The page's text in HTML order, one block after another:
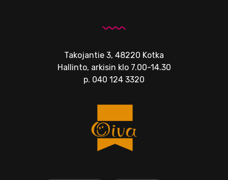
Takojantie 3, 48220 Kotka
Hallinto, arkisin klo 7.00-14.30
p. 040 124 3320